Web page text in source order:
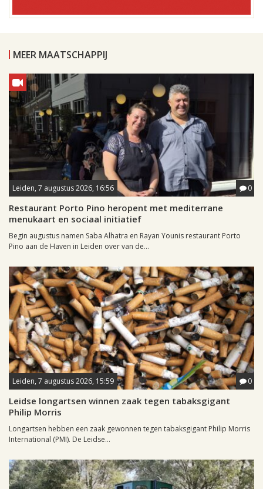
MEER MAATSCHAPPIJ
Leiden, 7 augustus 2026, 16:56 0
Restaurant Porto Pino heropent met mediterrane
menukaart en sociaal initiatief
Begin augustus namen Saba Alhatra en Rayan Younis restaurant Porto
Pino aan de Haven in Leiden over van de...
Leiden, 7 augustus 2026, 15:59 0
Leidse longartsen winnen zaak tegen tabaksgigant
Philip Morris
Longartsen hebben een zaak gewonnen tegen tabaksgigant Philip Morris
International (PMI). De Leidse...